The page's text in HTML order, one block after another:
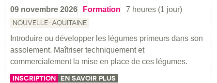
09 novembre 2026 Formation 7 heures (1 jour)
NOUVELLE-AQUITAINE
Introduire ou développer les légumes primeurs dans son
assolement. Maîtriser techniquement et
commercialement la mise en place de ces légumes.
INSCRIPTION EN SAVOIR PLUS